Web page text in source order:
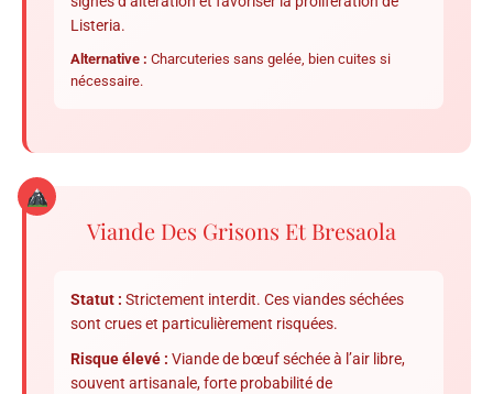
Listeria.
Alternative : Charcuteries sans gelée, bien cuites si
nécessaire.
Viande Des Grisons Et Bresaola
Statut : Strictement interdit. Ces viandes séchées
sont crues et particulièrement risquées.
Risque élevé : Viande de bœuf séchée à l’air libre,
souvent artisanale, forte probabilité de